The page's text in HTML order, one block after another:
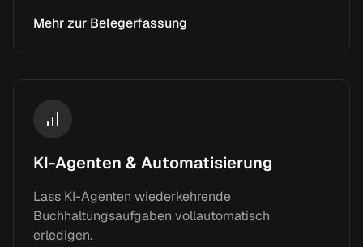
Mehr zur Belegerfassung
KI-Agenten & Automatisierung
Lass KI-Agenten wiederkehrende
Buchhaltungsaufgaben vollautomatisch
erledigen.